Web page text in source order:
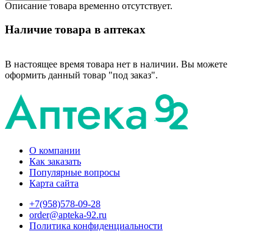
Описание товара временно отсутствует.
Наличие товара в аптеках
В настоящее время товара нет в наличии. Вы можете
оформить данный товар "под заказ".
О компании
Как заказать
Популярные вопросы
Карта сайта
+7(958)578-09-28
order@apteka-92.ru
Политика конфиденциальности